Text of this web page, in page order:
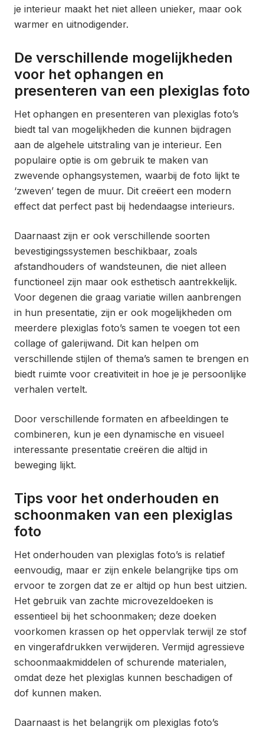
je interieur maakt het niet alleen unieker, maar ook
warmer en uitnodigender.
De verschillende mogelijkheden
voor het ophangen en
presenteren van een plexiglas foto
Het ophangen en presenteren van plexiglas foto’s
biedt tal van mogelijkheden die kunnen bijdragen
aan de algehele uitstraling van je interieur. Een
populaire optie is om gebruik te maken van
zwevende ophangsystemen, waarbij de foto lijkt te
‘zweven’ tegen de muur. Dit creëert een modern
effect dat perfect past bij hedendaagse interieurs.
Daarnaast zijn er ook verschillende soorten
bevestigingssystemen beschikbaar, zoals
afstandhouders of wandsteunen, die niet alleen
functioneel zijn maar ook esthetisch aantrekkelijk.
Voor degenen die graag variatie willen aanbrengen
in hun presentatie, zijn er ook mogelijkheden om
meerdere plexiglas foto’s samen te voegen tot een
collage of galerijwand. Dit kan helpen om
verschillende stijlen of thema’s samen te brengen en
biedt ruimte voor creativiteit in hoe je je persoonlijke
verhalen vertelt.
Door verschillende formaten en afbeeldingen te
combineren, kun je een dynamische en visueel
interessante presentatie creëren die altijd in
beweging lijkt.
Tips voor het onderhouden en
schoonmaken van een plexiglas
foto
Het onderhouden van plexiglas foto’s is relatief
eenvoudig, maar er zijn enkele belangrijke tips om
ervoor te zorgen dat ze er altijd op hun best uitzien.
Het gebruik van zachte microvezeldoeken is
essentieel bij het schoonmaken; deze doeken
voorkomen krassen op het oppervlak terwijl ze stof
en vingerafdrukken verwijderen. Vermijd agressieve
schoonmaakmiddelen of schurende materialen,
omdat deze het plexiglas kunnen beschadigen of
dof kunnen maken.
Daarnaast is het belangrijk om plexiglas foto’s